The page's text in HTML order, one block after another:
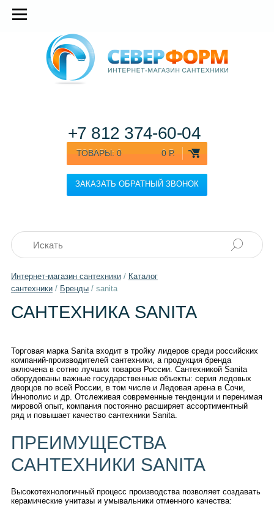
ТОВАРЫ: 0 0 Р.
ЗАКАЗАТЬ ОБРАТНЫЙ ЗВОНОК
+7 812 374-60-04
Интернет-магазин сантехники/ Каталог
сантехники/ Бренды/ sanita
САНТЕХНИКА SANITA
Торговая марка Sanita входит в тройку лидеров среди российских
компаний-производителей сантехники, а продукция бренда
включена в сотню лучших товаров России. Сантехникой Sanita
оборудованы важные государственные объекты: серия ледовых
дворцов по всей России, в том числе и Ледовая арена в Сочи,
Иннополис и др. Отслеживая современные тенденции и перенимая
мировой опыт, компания постоянно расширяет ассортиментный
ряд и повышает качество сантехники Sanita.
ПРЕИМУЩЕСТВА
САНТЕХНИКИ SANITA
Высокотехнологичный процесс производства позволяет создавать
керамические унитазы и умывальники отменного качества: